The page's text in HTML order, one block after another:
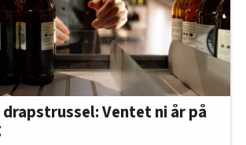
Ventet ni år på